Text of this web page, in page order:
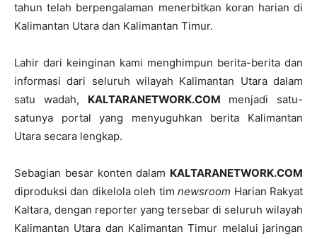
tahun telah berpengalaman menerbitkan koran harian di
Kalimantan Utara dan Kalimantan Timur.
Lahir dari keinginan kami menghimpun berita-berita dan
informasi dari seluruh wilayah Kalimantan Utara dalam
satu wadah, KALTARANETWORK.COM menjadi satu-
satunya portal yang menyuguhkan berita Kalimantan
Utara secara lengkap.
Sebagian besar konten dalam KALTARANETWORK.COM
diproduksi dan dikelola oleh timnewsroom Harian Rakyat
Kaltara, dengan reporter yang tersebar di seluruh wilayah
Kalimantan Utara dan Kalimantan Timur melalui jaringan